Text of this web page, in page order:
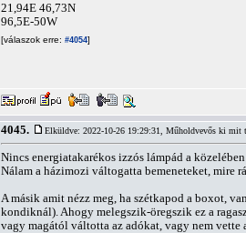
21,94E 46,73N
96,5E-50W
[válaszok erre: #4054]
4045. Elküldve: 2022-10-26 19:29:31, Műholdvevős ki mit
Nincs energiatakarékos izzós lámpád a
Nálam a házimozi váltogatta bemeneteket, mire
A másik amit nézz meg, ha szétkapod a boxot,
kondiknál). Ahogy melegszik-öregszik ez a
vagy magától váltotta az adókat, vagy nem vette